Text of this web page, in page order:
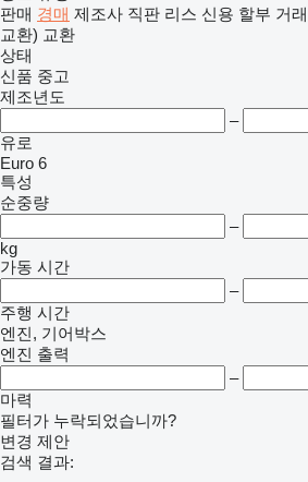
판매 경매 제조사 직판 리스 신용 할부 거래
교환) 교환
상태
신품 중고
제조년도
–
유로
Euro 6
특성
순중량
–
kg
가동 시간
–
주행 시간
엔진, 기어박스
엔진 출력
–
마력
필터가 누락되었습니까?
변경 제안
검색 결과: